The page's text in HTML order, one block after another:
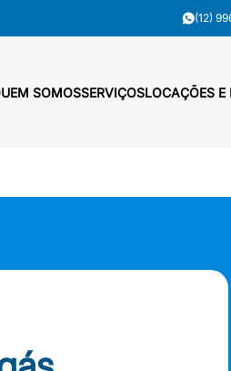
(12)
SOMOSSERVIÇOSLOCAÇÕES E